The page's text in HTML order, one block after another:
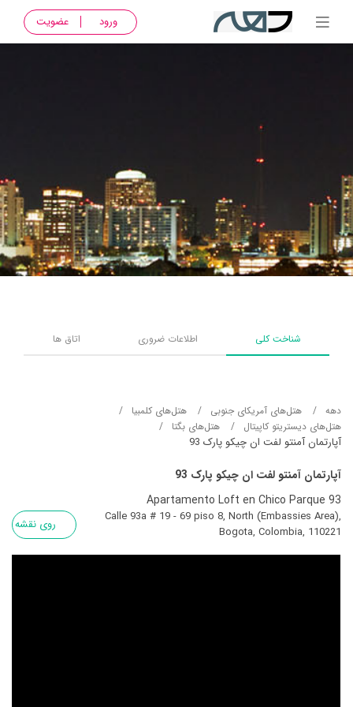
ورود عضویت
شناخت کلی اطلاعات ضروری اتاق ها
دهه هتل‌های آمریکای جنوبی
هتل‌های کلمبیا
هتل‌های دیستریتو کاپیتال
هتل‌های بگتا
آپارتمان آمنتو لفت ان چیکو پارک 93
آپارتمان آمنتو لفت ان چیکو پارک 93
Apartamento Loft en Chico Parque 93
Calle 93a # 19 - 69 piso 8, North (Embassies Area),
Bogota, Colombia, 110221
روی نقشه